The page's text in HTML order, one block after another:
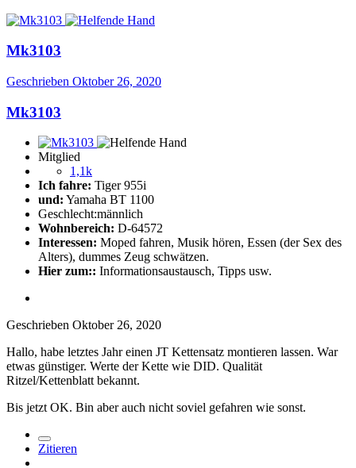
Mk3103
Geschrieben Oktober 26, 2020
Mk3103
Mitglied
1,1k
Ich fahre: Tiger 955i
und: Yamaha BT 1100
Geschlecht:männlich
Wohnbereich: D-64572
Interessen: Moped fahren, Musik hören, Essen (der Sex des
Alters), dummes Zeug schwätzen.
Hier zum:: Informationsaustausch, Tipps usw.
Geschrieben Oktober 26, 2020
Hallo, habe letztes Jahr einen JT Kettensatz montieren lassen. War
etwas günstiger. Werte der Kette wie DID. Qualität
Ritzel/Kettenblatt bekannt.
Bis jetzt OK. Bin aber auch nicht soviel gefahren wie sonst.
Zitieren